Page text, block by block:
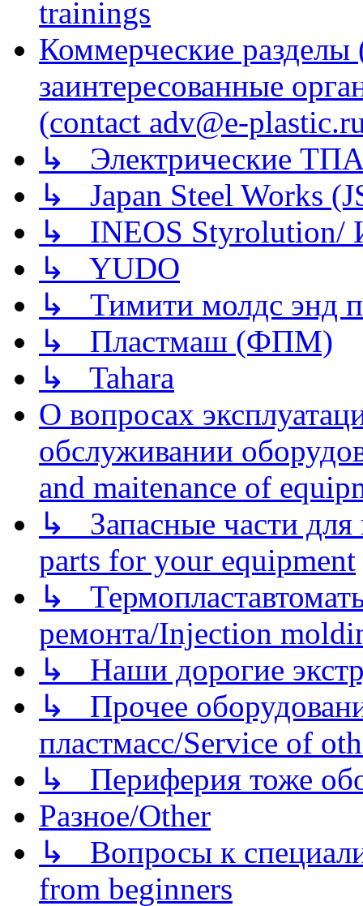
trainings
Коммерческие
заинтересованные
(contact adv@e-
↳ Электрические
↳ Japan Steel Works
↳ INEOS
↳ YUDO
↳ Тимити молдс энд
↳ Пластмаш (ФПМ)
↳ Tahara
О вопросах
обслуживании
and maitenance of
↳ Запасные части для
parts for your equipment
↳
ремонта/Injection
↳ Наши дорогие
↳ Прочее
пластмасс/Service of
↳ Периферия тоже
Разное/Other
↳ Вопросы к
from beginners